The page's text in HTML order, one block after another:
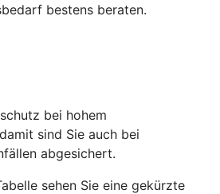
bestens beraten.
bei hohem
sind Sie auch bei
abgesichert.
sehen Sie eine gekürzte